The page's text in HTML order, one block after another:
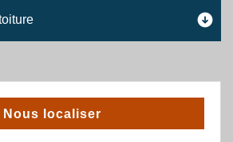
Nous localiser